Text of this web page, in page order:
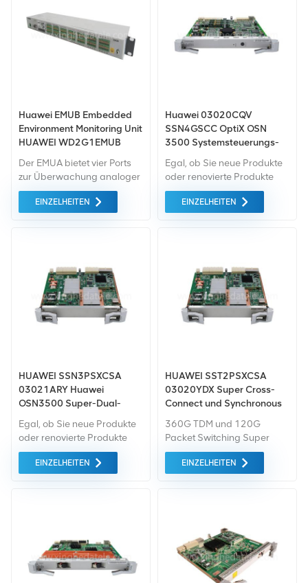
Preis angeboten.
Huawei EMUB Embedded
Environment Monitoring Unit
HUAWEI WD2G1EMUB
Der EMUA bietet vier Ports
zur Überwachung analoger
Signale. Spannungstyp (0 V
- 5 V) Es können Sensoren
20 mA) verwendet werden.
EINZELHEITEN
Huawei 03020CQV
SSN4GSCC OptiX OSN
3500 Systemsteuerungs-
Egal, ob Sie neue Produkte
oder renovierte Produkte
benötigen, wir kümmern uns
um alles Garantie als
Green-Market-Geräte der
Preis angeboten.
EINZELHEITEN
HUAWEI SSN3PSXCSA
03021ARY Huawei
OSN3500 Super-Dual-
Timing-Board
Egal, ob Sie neue Produkte
oder renovierte Produkte
benötigen, wir kümmern uns
um alles Garantie als
Green-Market-Geräte der
EINZELHEITEN
HUAWEI SST2PSXCSA
03020YDX Super Cross-
Connect und Synchronous
OptiX OSN7500
360G TDM und 120G
Packet Switching Super
Cross-Connect und
Synchrones Timing-Board
EINZELHEITEN